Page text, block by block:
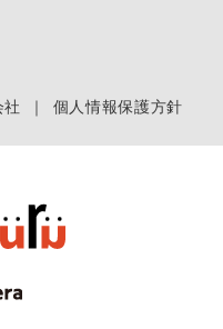
社 ｜ 個人情報保護方針